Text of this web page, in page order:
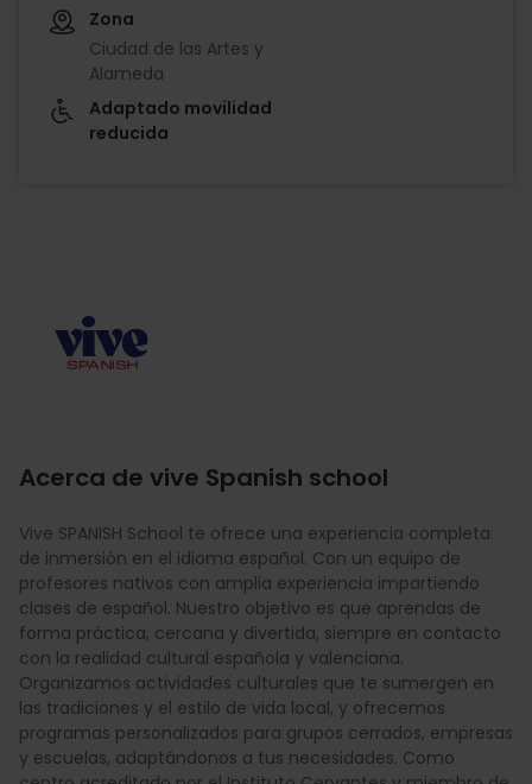
Zona
Ciudad de las Artes y
Alameda
Adaptado movilidad
reducida
Acerca de vive Spanish school
Vive SPANISH School te ofrece una experiencia completa
de inmersión en el idioma español. Con un equipo de
profesores nativos con amplia experiencia impartiendo
clases de español. Nuestro objetivo es que aprendas de
forma práctica, cercana y divertida, siempre en contacto
con la realidad cultural española y valenciana.
Organizamos actividades culturales que te sumergen en
las tradiciones y el estilo de vida local, y ofrecemos
programas personalizados para grupos cerrados, empresas
y escuelas, adaptándonos a tus necesidades. Como